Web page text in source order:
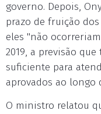
governo. Depois,
prazo de fruição dos
eles "não
2019, a previsão
suficiente para
aprovados ao longo
O ministro relatou